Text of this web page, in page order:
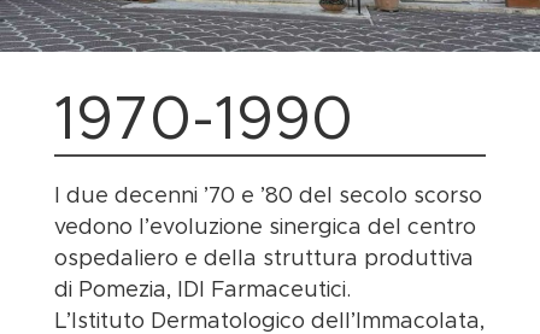
1970-1990
I due decenni ’70 e ’80 del secolo scorso
vedono l’evoluzione sinergica del centro
ospedaliero e della struttura produttiva
di Pomezia, IDI Farmaceutici.
L’Istituto Dermatologico dell’Immacolata,